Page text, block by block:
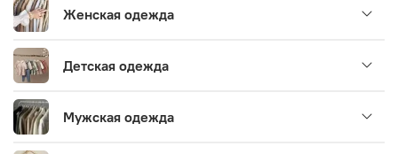
Женская одежда
Детская одежда
Мужская одежда